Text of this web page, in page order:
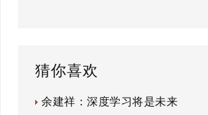
猜你喜欢
余建祥：深度学习将是未来